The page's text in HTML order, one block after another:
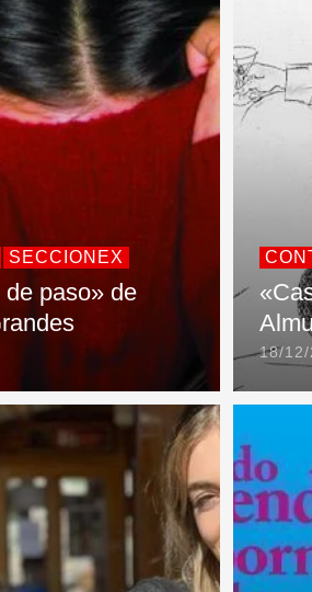
SECCIONEX
paso» de
18/